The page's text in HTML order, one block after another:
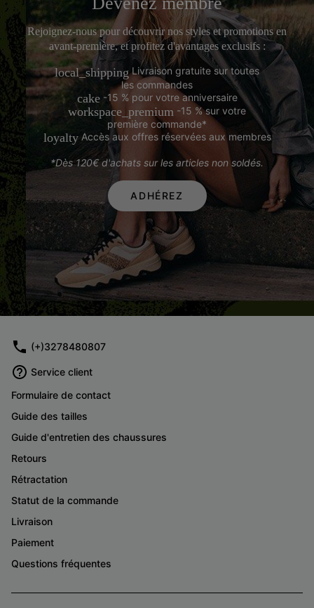
Rejoignez-nous pour découvrir nos styles et promotions en
avant-première, et profitez d'avantages exclusifs :
local_shippingLivraison gratuite sur toutes
les commandes
cake-15 % pour votre anniversaire
workspace_premium -15 % sur votre
première commande*
loyaltyAccès aux offres réservées aux membres
*Dès 120€ d'achats sur les articles non soldés.
ADHÉREZ
(+)3278480807
Service client
Formulaire de contact
Guide des tailles
Guide d'entretien des chaussures
Retours
Rétractation
Statut de la commande
Livraison
Paiement
Questions fréquentes